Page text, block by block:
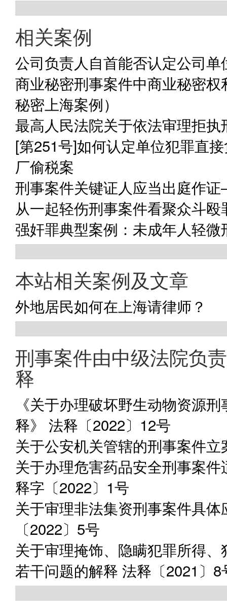
相关案例
公司负责人自首能否认定公司单
商业秘密刑事案件中商业秘密
秘密上海案例）
最高人民法院关于依法审理拒
[第251号]如何认定单位犯罪直
厂偷税案
刑事案件关键证人应当出庭作
从一起轻伤刑事案件看聚众斗
强奸罪典型案例：未成年人轻
本站相关案例及文章
外地居民如何在上海请律师？
刑事案件由中级法院负
释
《关于办理破坏野生动物资源
释》 法释〔2022〕12号
关于公安机关管辖的刑事案件
关于办理危害药品安全刑事案
释字〔2022〕1号
关于审理非法集资刑事案件具
〔2022〕5号
关于审理掩饰、隐瞒犯罪所得
若干问题的解释 法释〔2021〕8